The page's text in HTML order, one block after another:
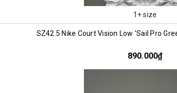
1+ size
SZ42.5 Nike Court Vision Low 'Sail Pro
890.000₫